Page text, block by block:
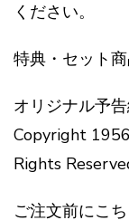
ください。
特典・セット
オリジナル予
Copyright
Rights
ご注文前にこ